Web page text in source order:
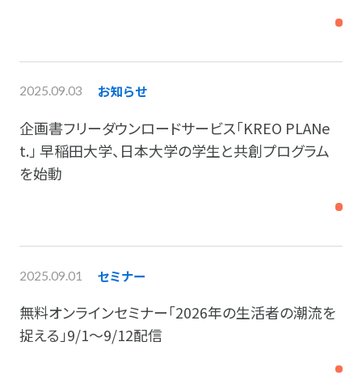
2025.09.03 お知らせ
企画書フリーダウンロードサービス「KREO PLANe
t.」 早稲田大学、日本大学の学生と共創プログラム
を始動
2025.09.01 セミナー
無料オンラインセミナー「2026年の生活者の潮流を
捉える」9/1～9/12配信